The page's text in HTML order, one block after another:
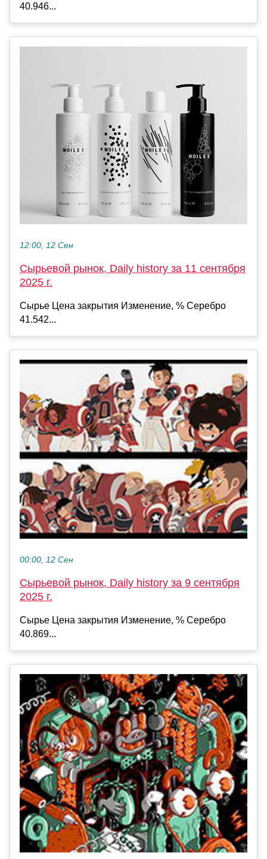
40.946...
12:00, 12 Сен
Сырьевой рынок, Daily history за 11 сентября
2025 г.
Сырье Цена закрытия Изменение, % Серебро
41.542...
00:00, 12 Сен
Сырьевой рынок, Daily history за 9 сентября
2025 г.
Сырье Цена закрытия Изменение, % Серебро
40.869...